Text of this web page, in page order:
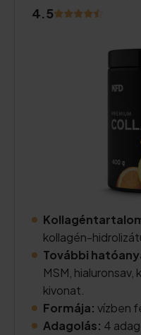
4.5
kollagén-
További
MSM,
kivonat.
Formája: vízben
Adagolás: 4